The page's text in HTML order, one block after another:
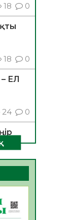
18 0
18 0
ЕЛ
24 0
33 0
–
31